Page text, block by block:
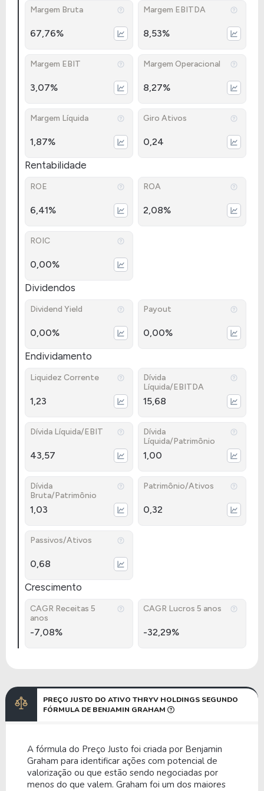
Margem Bruta
67,76%
Margem EBITDA
8,53%
Margem EBIT
3,07%
Margem Operacional
8,27%
Margem Líquida
1,87%
Giro Ativos
0,24
Rentabilidade
ROE
6,41%
ROA
2,08%
ROIC
0,00%
Dividendos
Dividend Yield
0,00%
Payout
0,00%
Endividamento
Liquidez Corrente
1,23
Dívida
Líquida/EBITDA
15,68
Dívida Líquida/EBIT
43,57
Dívida
Líquida/Patrimônio
1,00
Dívida
Bruta/Patrimônio
1,03
Patrimônio/Ativos
0,32
Passivos/Ativos
0,68
Crescimento
CAGR Receitas 5
anos
-7,08%
CAGR Lucros 5 anos
-32,29%
PREÇO JUSTO DO ATIVO THRYV HOLDINGS SEGUNDO
FÓRMULA DE BENJAMIN GRAHAM
A fórmula do Preço Justo foi criada por Benjamin
Graham para identificar ações com potencial de
valorização ou que estão sendo negociadas por
menos do que valem. Graham foi um dos maiores